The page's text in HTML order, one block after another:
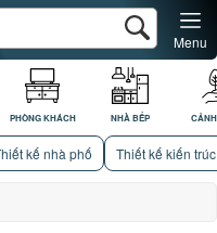
PHÒNG KHÁCH NHÀ BẾP
Menu
kế nhà phố Thiết kế kiến trúc